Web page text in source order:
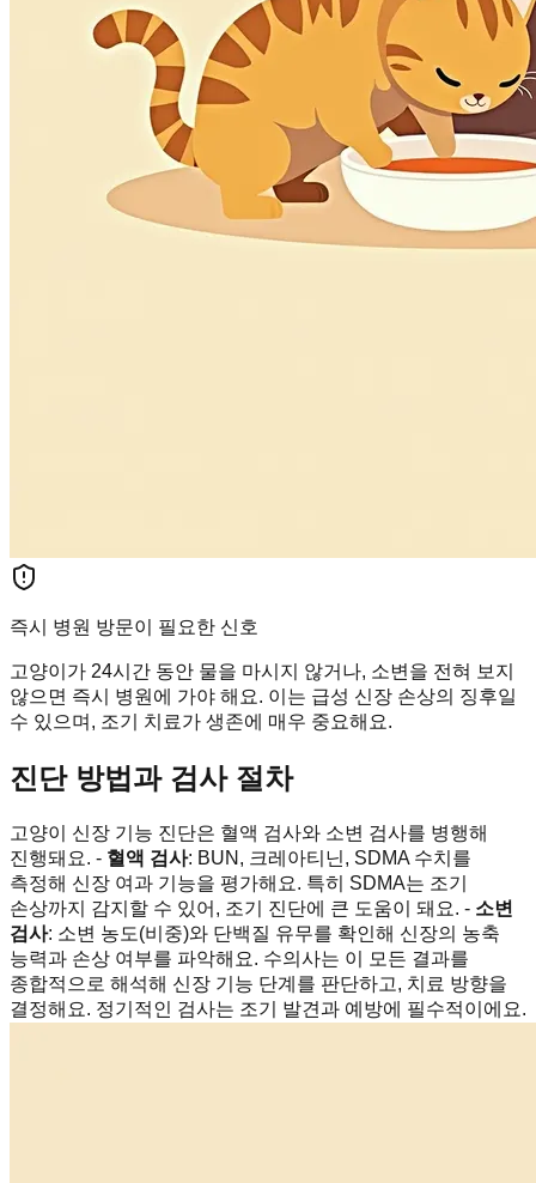
즉시 병원 방문이 필요한 신호
고양이가 24시간 동안 물을 마시지 않거나, 소변을 전혀 보지
않으면 즉시 병원에 가야 해요. 이는 급성 신장 손상의 징후일
수 있으며, 조기 치료가 생존에 매우 중요해요.
진단 방법과 검사 절차
고양이 신장 기능 진단은 혈액 검사와 소변 검사를 병행해
진행돼요. - 혈액 검사: BUN, 크레아티닌, SDMA 수치를
측정해 신장 여과 기능을 평가해요. 특히 SDMA는 조기
손상까지 감지할 수 있어, 조기 진단에 큰 도움이 돼요. - 소변
검사: 소변 농도(비중)와 단백질 유무를 확인해 신장의 농축
능력과 손상 여부를 파악해요. 수의사는 이 모든 결과를
종합적으로 해석해 신장 기능 단계를 판단하고, 치료 방향을
결정해요. 정기적인 검사는 조기 발견과 예방에 필수적이에요.